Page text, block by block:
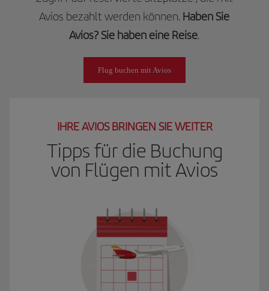
Avios bezahlt werden können. Haben Sie
Avios? Sie haben eine Reise.
Flug buchen mit Avios
IHRE AVIOS BRINGEN SIE WEITER
Tipps für die Buchung
von Flügen mit Avios